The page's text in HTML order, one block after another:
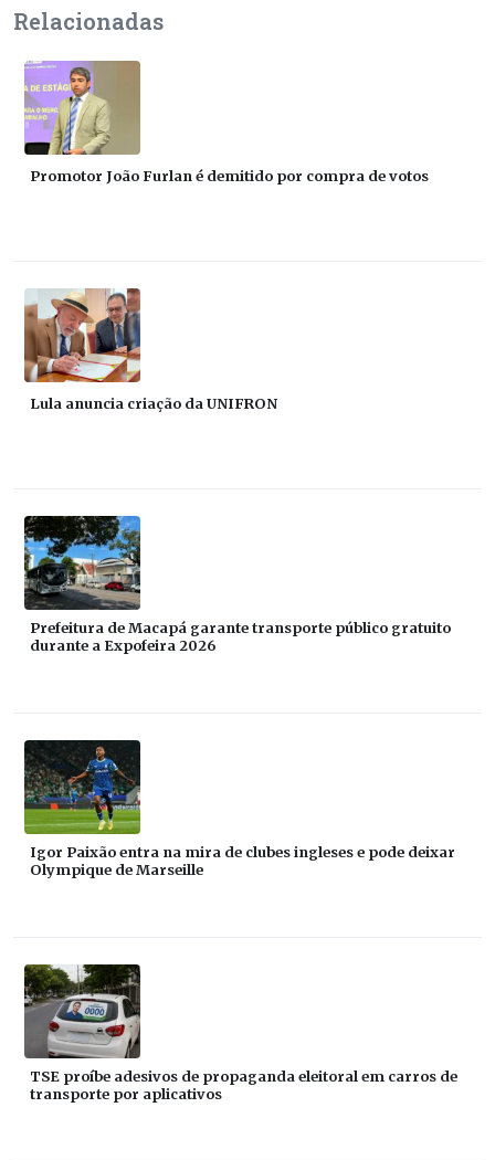
Relacionadas
Promotor João Furlan é demitido por compra de votos
Lula anuncia criação da UNIFRON
Prefeitura de Macapá garante transporte público gratuito
durante a Expofeira 2026
Igor Paixão entra na mira de clubes ingleses e pode deixar
Olympique de Marseille
TSE proíbe adesivos de propaganda eleitoral em carros de
transporte por aplicativos